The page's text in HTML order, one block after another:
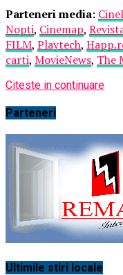
Parteneri media:
Nopți, Cinemap,
FILM, Playtech,
carti, MovieNews, The
Citeste in continuare
Parteneri
Ultimile stiri locale